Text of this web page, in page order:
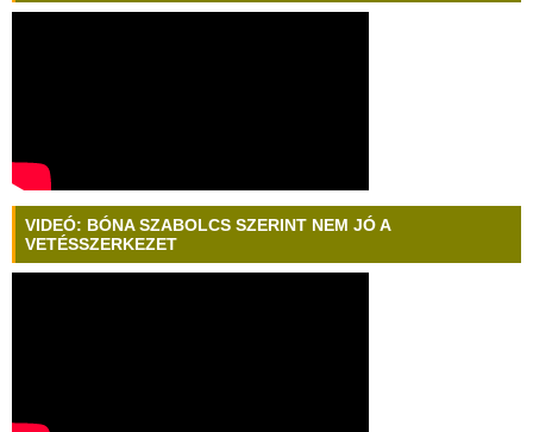
VIDEÓ: BÓNA SZABOLCS SZERINT NEM JÓ A
VETÉSSZERKEZET